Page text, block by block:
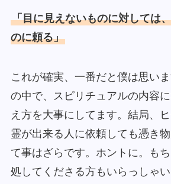
「目に見えないものに対しては
のに頼る」
これが確実、一番だと僕は思い
の中で、スピリチュアルの内容
え方を大事にしてます。結局、
霊が出来る人に依頼しても憑き
て事はざらです。ホントに。も
処してくださる方もいらっしゃ